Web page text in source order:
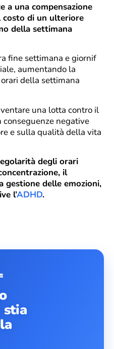
a una compensazione
costo di un ulteriore
della settimana
fine settimana e giornif
aumentando la
della settimana
una lotta contro il
negative
e sulla qualità della vita
degli orari
il
gestione delle emozioni,
l’ADHD.
stia